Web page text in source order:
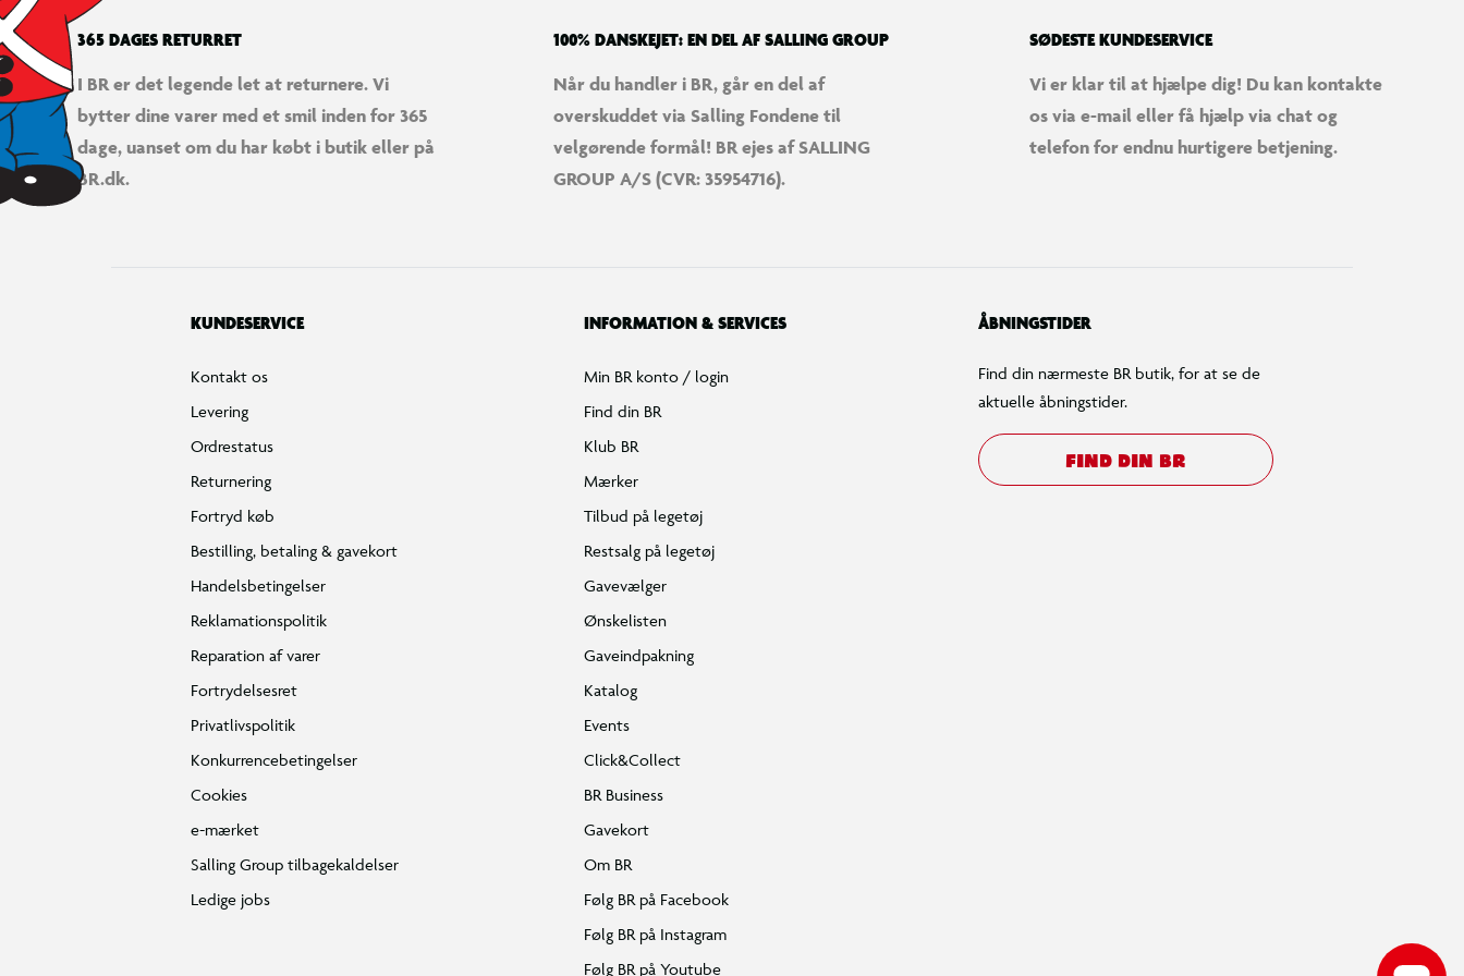
365 DAGES RETURRET
I BR er det legende let at returnere. Vi
bytter dine varer med et smil inden for 365
dage, uanset om du har købt i butik eller på
BR.dk.
100% DANSKEJET: EN DEL AF SALLING GROUP
Når du handler i BR, går en del af
overskuddet via Salling Fondene til
velgørende formål! BR ejes af SALLING
GROUP A/S (CVR: 35954716).
SØDESTE KUNDESERVICE
Vi er klar til at hjælpe dig! Du kan kontakte
os via e-mail eller få hjælp via chat og
telefon for endnu hurtigere betjening.
KUNDESERVICE
Kontakt os
Levering
Ordrestatus
Returnering
Fortryd køb
Bestilling, betaling & gavekort
Handelsbetingelser
Reklamationspolitik
Reparation af varer
Fortrydelsesret
Privatlivspolitik
Konkurrencebetingelser
Cookies
e-mærket
Salling Group tilbagekaldelser
Ledige jobs
INFORMATION & SERVICES
Min BR konto / login
Find din BR
Klub BR
Mærker
Tilbud på legetøj
Restsalg på legetøj
Gavevælger
Ønskelisten
Gaveindpakning
Katalog
Events
Click&Collect
BR Business
Gavekort
Om BR
Følg BR på Facebook
Følg BR på Instagram
Følg BR på Youtube
ÅBNINGSTIDER
Find din nærmeste BR butik, for at se de
aktuelle åbningstider.
FIND DIN BR